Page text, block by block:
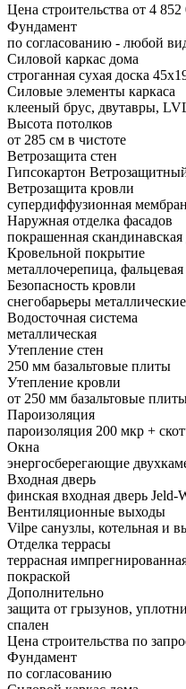
Цена строительства от 4 852
Фундамент
по согласованию - любой
Силовой каркас дома
строганная сухая доска
Силовые элементы каркаса
клееный брус, двутавры,
Высота потолков
от 285 см в чистоте
Ветрозащита стен
Гипсокартон
Ветрозащита кровли
супердиффузионная
Наружная отделка фасадов
покрашенная
Кровельной покрытие
металлочерепица,
Безопасность кровли
снегобарьеры металлические
Водосточная система
металлическая
Утепление стен
250 мм базальтовые плиты
Утепление кровли
от 250 мм базальтовые
Пароизоляция
пароизоляция 200 мкр +
Окна
энергосберегающие
Входная дверь
финская входная дверь Jeld-
Вентиляционные выходы
Vilpe санузлы, котельная и
Отделка террасы
террасная
покраской
Дополнительно
защита от грызунов,
спален
Цена строительства по
Фундамент
по согласованию